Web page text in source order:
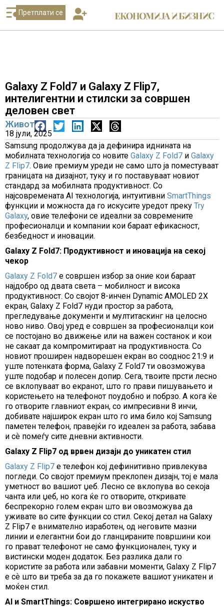
Претплати се
Galaxy Z Fold7 и Galaxy Z Flip7,
интелигентни и стилски за совршен
деловен свет
Живот
18 јули, 2025
Samsung продолжува да ја дефинира иднината на
мобилната технологија со новите Galaxy Z Fold7 и Galaxy
Z Flip7. Овие премиум уреди не само што ја поместуваат
границата на дизајнот, туку и го поставуваат новиот
стандард за мобилната продуктивност. Со
најсовремената AI технологија, интуитивни SmartThings
функции и можноста да го искусите уредот преку Try
Galaxy, овие телефони се идеални за современите
професионалци и компании кои бараат ефикасност,
безбедност и иновации.
Galaxy Z Fold7: Продуктивност и иновација на секој
чекор
Galaxy Z Fold7 е совршен избор за оние кои бараат
најдобро од двата света – мобилност и висока
продуктивност. Со својот 8-инчен Dynamic AMOLED 2X
екран, Galaxy Z Fold7 нуди простор за работа,
прегледување документи и мултитаскинг на целосно
ново ниво. Овој уред е совршен за професионалци кои
се постојано во движење или на важен состанок и кои
не сакаат да компромитираат на продуктивноста. Со
новиот проширен надворешен екран во сооднос 21:9 и
уште потенката форма, Galaxy Z Fold7 ти овозможува
уште подобар и полесен допир. Сега, твоите прсти лесно
се вклопуваат во екранот, што го прави пишувањето и
користењето на телефонот поудобно и побрзо. А кога ќе
го отворите главниот екран, со импресивни 8 инчи,
добивате најширок екран што го има било кој Samsung
паметен телефон, правејќи го идеален за работа, забава
и сѐ помеѓу сите дневни активности.
Galaxy Z Flip7 од врвен дизајн до уникатен стил
Galaxy Z Flip7 е телефон кој дефинитивно привлекува
погледи. Со својот премиум преклопен дизајн, тој е мала
уметност во вашиот џеб. Лесно се вклопува во секоја
чанта или џеб, но кога ќе го отворите, откривате
беспрекорно голем екран што ви овозможува да
уживате во сите функции со стил. Секој детал на Galaxy
Z Flip7 е внимателно изработен, од неговите мазни
линии и елегантни бои до гланцираните површини кои
го прават телефонот не само функционален, туку и
вистински моден додаток. Без разлика дали го
користите за работа или забавни моменти, Galaxy Z Flip7
е сѐ што ви треба за да го покажете вашиот уникатен и
моќен стил.
AI и SmartThings: Совршено интегрирано искуство